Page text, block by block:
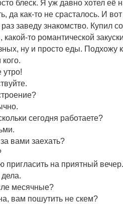
блеск. Я уж давно хотел её
да как-то не срасталось. И
раз заведу знакомство. Купил
то романтической
ну и просто еды. Подхожу
сегодня работаете?
вами заехать?
на приятный вечер.
месячные?
вам пошутить не скем?